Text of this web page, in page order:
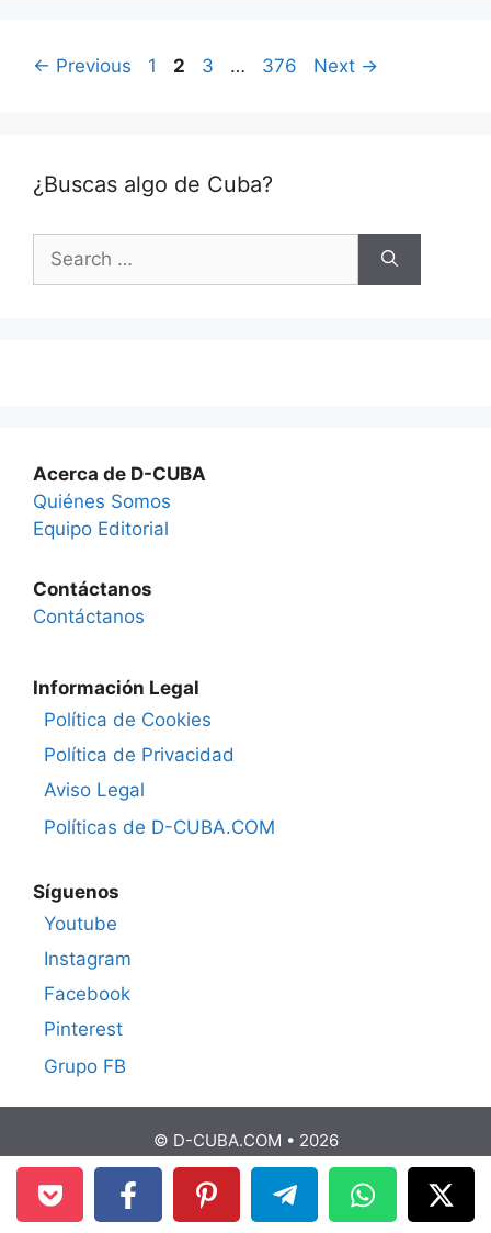
← Previous Page
1 Page
2 Page
3 … Page
376 Next →
¿Buscas algo de Cuba?
for:
Acerca de D-CUBA
Quiénes Somos
Equipo Editorial
Contáctanos
Contáctanos
Información Legal
Política de Cookies
Política de Privacidad
Aviso Legal
Políticas de D-CUBA.COM
Síguenos
Youtube
Instagram
Facebook
Pinterest
Grupo FB
© D-CUBA.COM • 2026
Medio informativo y editorial independiente. No representa al
Gobierno de Cuba, entidades estatales cubanas ni organismos
oficiales cubanos.Aviso Legal